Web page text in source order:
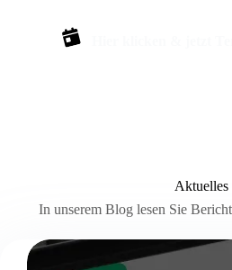
Aktuelles
In unserem Blog lesen Sie